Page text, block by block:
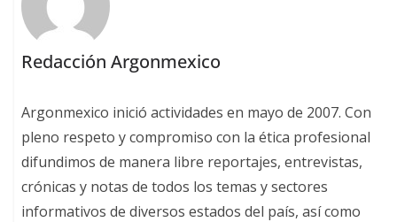
Redacción Argonmexico
Argonmexico inició actividades en mayo de 2007. Con
pleno respeto y compromiso con la ética profesional
difundimos de manera libre reportajes, entrevistas,
crónicas y notas de todos los temas y sectores
informativos de diversos estados del país, así como